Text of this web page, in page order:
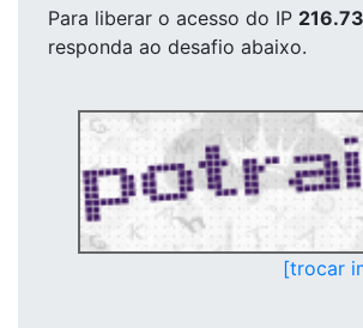
Para liberar o acesso do IP
responda ao desafio abaixo.
[trocar